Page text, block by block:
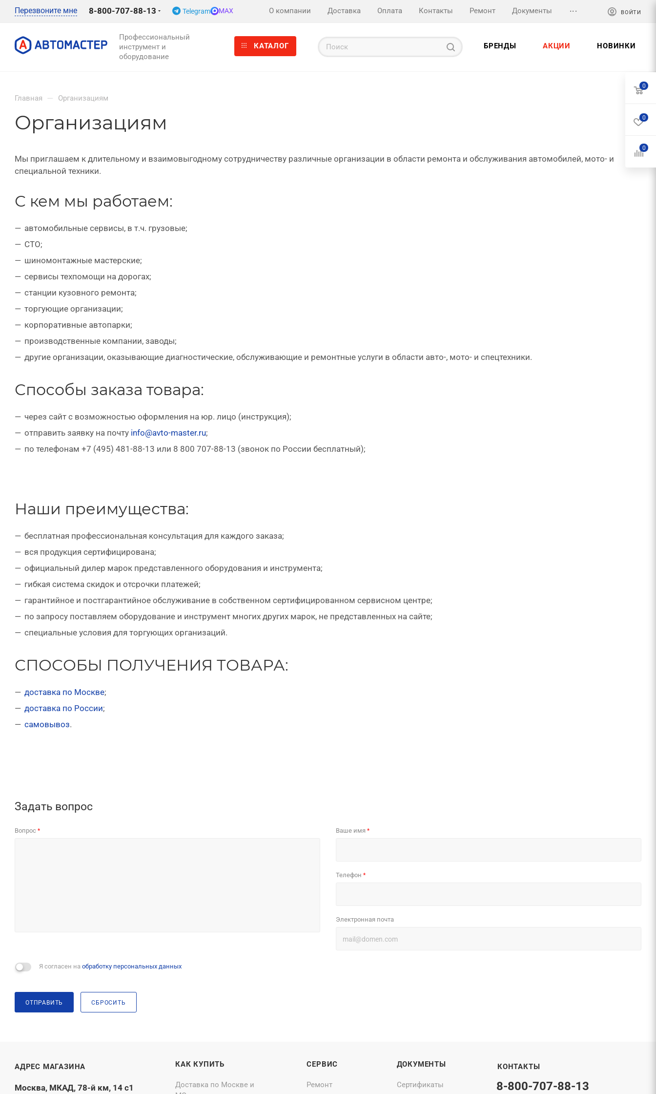
Перезвоните мне 8-800-707-88-13 Telegram MAX О компании Доставка Оплата Контакты Ремонт Документы ... ВОЙТИ
Профессиональный
инструмент и
оборудование
КАТАЛОГ БРЕНДЫ АКЦИИ НОВИНКИ
Главная — Организациям
Организациям
Мы приглашаем к длительному и взаимовыгодному сотрудничеству различные организации в области ремонта и обслуживания автомобилей, мото- и
специальной техники.
С кем мы работаем:
автомобильные сервисы, в т.ч. грузовые;
СТО;
шиномонтажные мастерские;
сервисы техпомощи на дорогах;
станции кузовного ремонта;
торгующие организации;
корпоративные автопарки;
производственные компании, заводы;
другие организации, оказывающие диагностические, обслуживающие и ремонтные услуги в области авто-, мото- и спецтехники.
Способы заказа товара:
через сайт с возможностью оформления на юр. лицо (инструкция);
отправить заявку на почту info@avto-master.ru;
по телефонам +7 (495) 481-88-13 или 8 800 707-88-13 (звонок по России бесплатный);
Наши преимущества:
бесплатная профессиональная консультация для каждого заказа;
вся продукция сертифицирована;
официальный дилер марок представленного оборудования и инструмента;
гибкая система скидок и отсрочки платежей;
гарантийное и постгарантийное обслуживание в собственном сертифицированном сервисном центре;
по запросу поставляем оборудование и инструмент многих других марок, не представленных на сайте;
специальные условия для торгующих организаций.
СПОСОБЫ ПОЛУЧЕНИЯ ТОВАРА:
доставка по Москве;
доставка по России;
самовывоз.
Задать вопрос
Вопрос * Ваше имя *
Телефон *
Электронная почта
Я согласен на обработку персональных данных
ОТПРАВИТЬ СБРОСИТЬ
АДРЕС МАГАЗИНА
Москва, МКАД, 78-й км, 14 с1
КАК КУПИТЬ
Доставка по Москве и
СЕРВИС
Ремонт
ДОКУМЕНТЫ
Сертификаты
КОНТАКТЫ
8-800-707-88-13
0
0
0